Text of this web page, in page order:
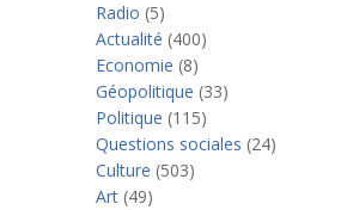
Radio (5)
Actualité (400)
Economie (8)
Géopolitique (33)
Politique (115)
Questions sociales (24)
Culture (503)
Art (49)